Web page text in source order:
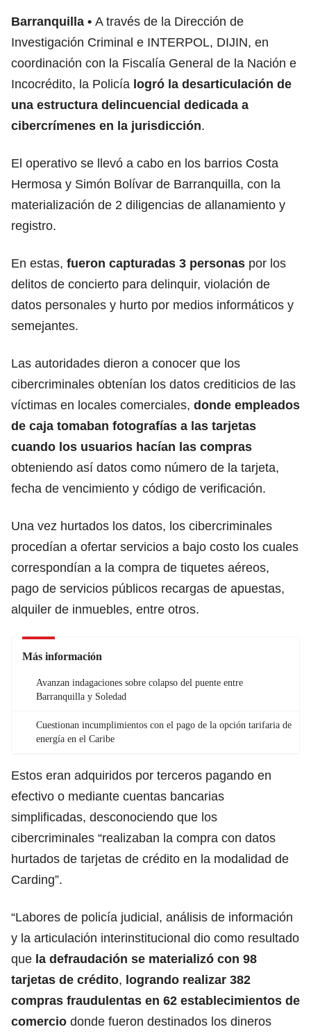
Barranquilla
A través de la Dirección de
Investigación Criminal e INTERPOL, DIJIN, en
coordinación con la Fiscalía General de la Nación e
Incocrédito, la Policía logró la desarticulación de
una estructura delincuencial dedicada a
cibercrímenes en la jurisdicción.
El operativo se llevó a cabo en los barrios Costa
Hermosa y Simón Bolívar de Barranquilla, con la
materialización de 2 diligencias de allanamiento y
registro.
En estas, fueron capturadas 3 personas por los
delitos de concierto para delinquir, violación de
datos personales y hurto por medios informáticos y
semejantes.
Las autoridades dieron a conocer que los
cibercriminales obtenían los datos crediticios de las
víctimas en locales comerciales, donde empleados
de caja tomaban fotografías a las tarjetas
cuando los usuarios hacían las compras
obteniendo así datos como número de la tarjeta,
fecha de vencimiento y código de verificación.
Una vez hurtados los datos, los cibercriminales
procedían a ofertar servicios a bajo costo los cuales
correspondían a la compra de tiquetes aéreos,
pago de servicios públicos recargas de apuestas,
alquiler de inmuebles, entre otros.
Más información
Avanzan indagaciones sobre colapso del puente entre
Barranquilla y Soledad
Cuestionan incumplimientos con el pago de la opción tarifaria de
energía en el Caribe
Estos eran adquiridos por terceros pagando en
efectivo o mediante cuentas bancarias
simplificadas, desconociendo que los
cibercriminales “realizaban la compra con datos
hurtados de tarjetas de crédito en la modalidad de
Carding”.
“Labores de policía judicial, análisis de información
y la articulación interinstitucional dio como resultado
que la defraudación se materializó con 98
tarjetas de crédito, logrando realizar 382
compras fraudulentas en 62 establecimientos de
comercio donde fueron destinados los dineros